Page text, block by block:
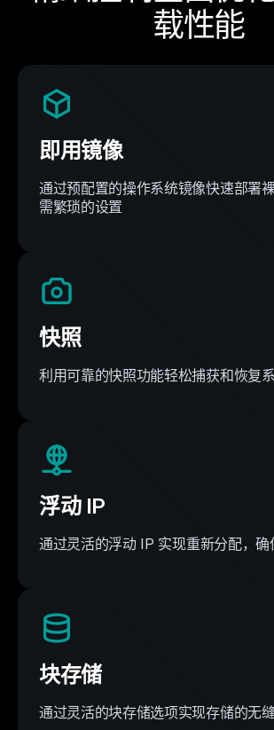
载性能
即用镜像
通过预配置的操作系统镜像快速部署
需繁琐的设置
快照
利用可靠的快照功能轻松捕获和恢复
浮动 IP
通过灵活的浮动 IP 实现重新分配，确
块存储
通过灵活的块存储选项实现存储的无